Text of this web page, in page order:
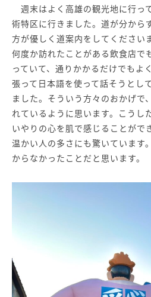
週末はよく高雄の観光地に行っ
術特区に行きました。道が分から
方が優しく道案内をしてください
何度か訪れたことがある飲食店で
っていて、通りかかるだけでもよ
張って日本語を使って話そうとし
ました。そういう方々のおかげで
れているように思います。こうし
いやりの心を肌で感じることがで
温かい人の多さにも驚いています
からなかったことだと思います。